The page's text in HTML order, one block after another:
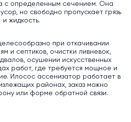
с определенным сечением. Она
но свободно пропускает грязь
и жидкость.
при откачивании
и септиков, очистки ливневок,
осушении искусственных
работ, где требуется мощное и
Илосос ассенизатор работает в
районах, заказ можно
или форме обратной связи.